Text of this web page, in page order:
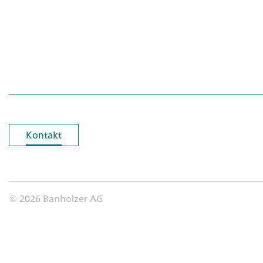
Kontakt
Kontakt
© 2026 Banholzer AG